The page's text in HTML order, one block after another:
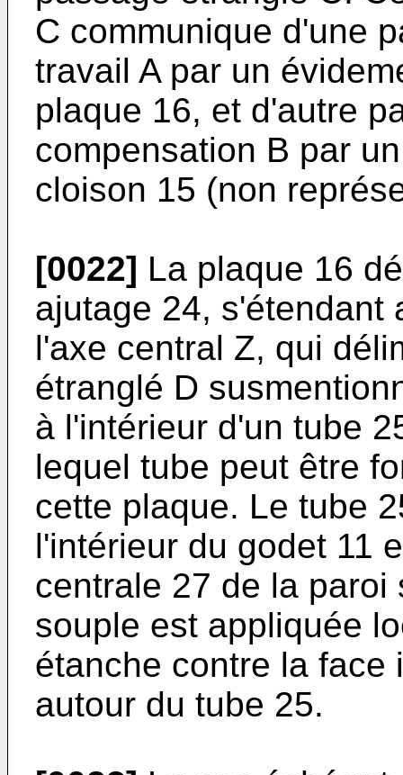
C communique d'une
travail A par un
plaque 16, et d'autre
compensation B par
cloison 15 (non
[0022] La plaque 16
ajutage 24, s'étendant
l'axe central Z, qui
étranglé D
à l'intérieur d'un tube
lequel tube peut être
cette plaque. Le tube
l'intérieur du godet 11
centrale 27 de la
souple est appliquée
étanche contre la face
autour du tube 25.